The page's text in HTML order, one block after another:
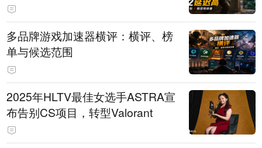
多品牌游戏加速器横评：横评、榜
单与候选范围
2025年HLTV最佳女选手ASTRA宣
布告别CS项目，转型Valorant